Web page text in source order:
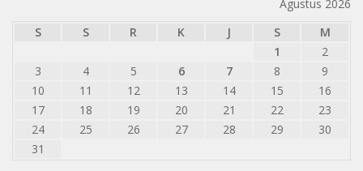
Agustus 2026
S
S R K J S
M
1
2
3
4 5 6 7 8
9
10
11 12 13 14 15
16
17
18 19 20 21 22
23
24
25 26 27 28 29
30
31